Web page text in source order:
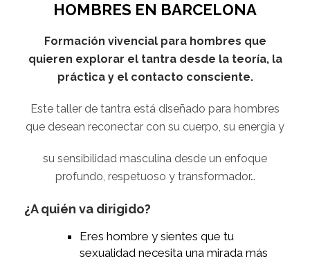
HOMBRES EN BARCELONA
Formación vivencial para hombres que
quieren explorar el tantra desde la teoría, la
práctica y el contacto consciente.
Este taller de tantra está diseñado para hombres
que desean reconectar con su cuerpo, su energía y
su sensibilidad masculina desde un enfoque
profundo, respetuoso y transformador…
¿A quién va dirigido?
Eres hombre y sientes que tu
sexualidad necesita una mirada más